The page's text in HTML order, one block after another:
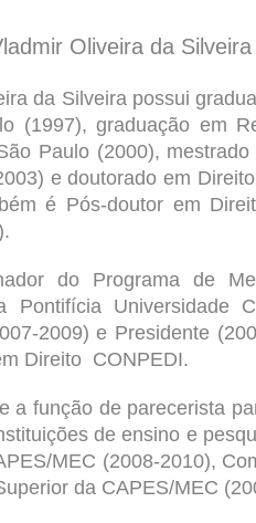
Oliveira da Silveira
da Silveira possui
(1997), graduação em
Paulo (2000),
e doutorado em
é Pós-doutor em
do Programa de
Pontifícia Universidade
2009) e Presidente
Direito CONPEDI.
a função de parecerista
de ensino e
MEC (2008-2010),
da CAPES/MEC